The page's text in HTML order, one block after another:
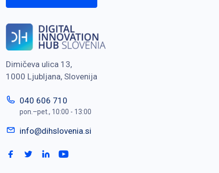
Dimičeva ulica 13,
1000 Ljubljana, Slovenija
040 606 710
pon.–pet., 10:00 - 13:00
info@dihslovenia.si